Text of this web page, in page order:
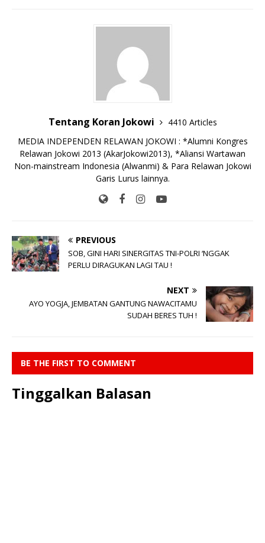
A Li
n
o
Tentang Koran Jokowi
4410 Articles
MEDIA INDEPENDEN RELAWAN JOKOWI : *Alumni Kongres
Relawan Jokowi 2013 (AkarJokowi2013), *Aliansi Wartawan
Non-mainstream Indonesia (Alwanmi) & Para Relawan Jokowi
Garis Lurus lainnya.
PREVIOUS
SOB, GINI HARI SINERGITAS TNI-POLRI ‘NGGAK
PERLU DIRAGUKAN LAGI TAU !
NEXT
AYO YOGJA, JEMBATAN GANTUNG NAWACITAMU
SUDAH BERES TUH !
BE THE FIRST TO COMMENT
Tinggalkan Balasan